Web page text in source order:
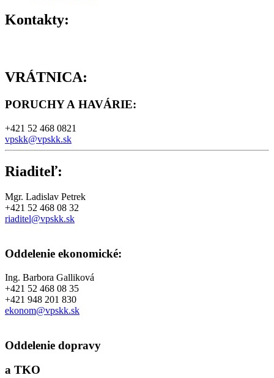
Kontakty:
VRÁTNICA:
PORUCHY A HAVÁRIE:
+421 52 468 0821
vpskk@vpskk.sk
Riaditeľ:
Mgr. Ladislav Petrek
+421 52 468 08 32
riaditel@vpskk.sk
Oddelenie ekonomické:
Ing. Barbora Galliková
+421 52 468 08 35
+421 948 201 830
ekonom@vpskk.sk
Oddelenie dopravy
a TKO